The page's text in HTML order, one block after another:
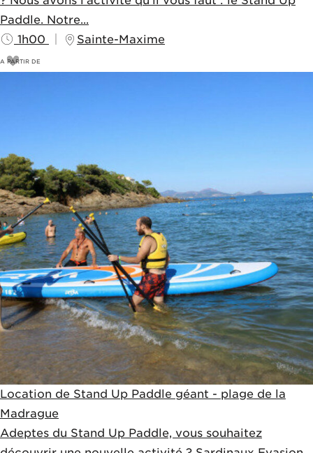
Paddle. Notre...
1h00
Sainte-Maxime
A PARTIR DE
Location de Stand Up Paddle géant - plage de la
Madrague
Adeptes du Stand Up Paddle, vous souhaitez